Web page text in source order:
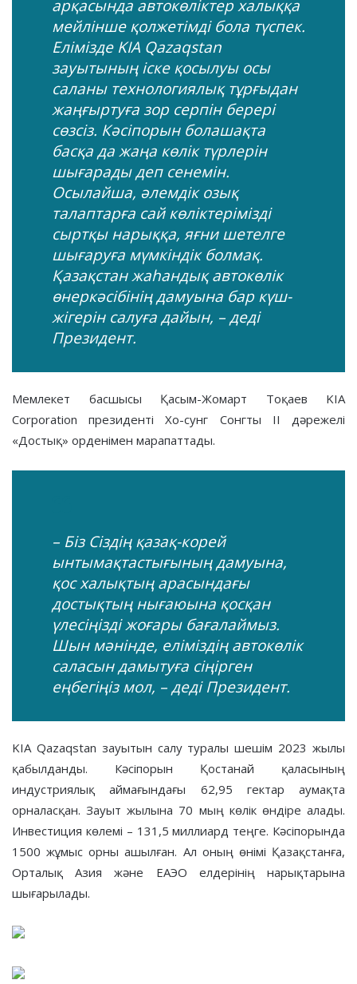
арқасында автокөліктер халыққа
мейлінше қолжетімді бола түспек.
Елімізде KIA Qazaqstan
зауытының іске қосылуы осы
саланы технологиялық тұрғыдан
жаңғыртуға зор серпін берері
сөзсіз. Кәсіпорын болашақта
басқа да жаңа көлік түрлерін
шығарады деп сенемін.
Осылайша, әлемдік озық
талаптарға сай көліктерімізді
сыртқы нарыққа, яғни шетелге
шығаруға мүмкіндік болмақ.
Қазақстан жаһандық автокөлік
өнеркәсібінің дамуына бар күш-
жігерін салуға дайын, – деді
Президент.
Мемлекет басшысы Қасым-Жомарт Тоқаев KIA
Corporation президенті Хо-сунг Сонгты ІІ дәрежелі
«Достық» орденімен марапаттады.
– Біз Сіздің қазақ-корей
ынтымақтастығының дамуына,
қос халықтың арасындағы
достықтың нығаюына қосқан
үлесіңізді жоғары бағалаймыз.
Шын мәнінде, еліміздің автокөлік
саласын дамытуға сіңірген
еңбегіңіз мол, – деді Президент.
KIA Qazaqstan зауытын салу туралы шешім 2023 жылы
қабылданды. Кәсіпорын Қостанай қаласының
индустриялық аймағындағы 62,95 гектар аумақта
орналасқан. Зауыт жылына 70 мың көлік өндіре алады.
Инвестиция көлемі – 131,5 миллиард теңге. Кәсіпорында
1500 жұмыс орны ашылған. Ал оның өнімі Қазақстанға,
Орталық Азия және ЕАЭО елдерінің нарықтарына
шығарылады.